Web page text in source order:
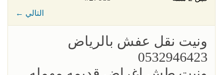
← التالي
ونيت نقل عفش بالرياض
0532946423